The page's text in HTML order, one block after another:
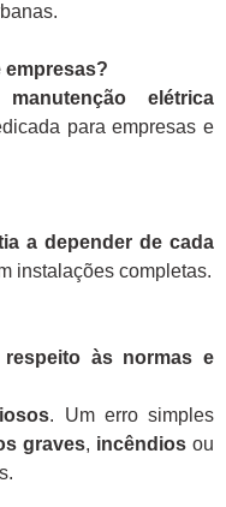
elétrica
para empresas e
a depender de cada
instalações completas.
respeito às normas e
. Um erro simples
graves, incêndiosou